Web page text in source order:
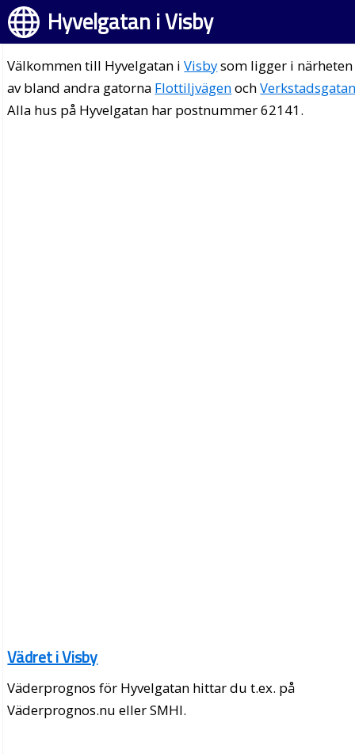
Hyvelgatan i Visby
Välkommen till Hyvelgatan iVisbysom ligger i närheten
av bland andra gatorna Flottiljvägenoch
Alla hus på Hyvelgatan har postnummer 62141.
Vädret i Visby
Väderprognos för Hyvelgatan hittar du t.ex. på
Väderprognos.nu eller SMHI.